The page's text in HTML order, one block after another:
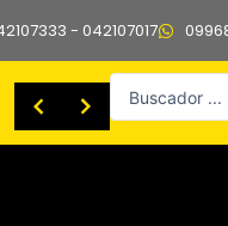
- 042107017
Search